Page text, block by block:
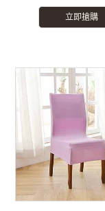
立即搶購